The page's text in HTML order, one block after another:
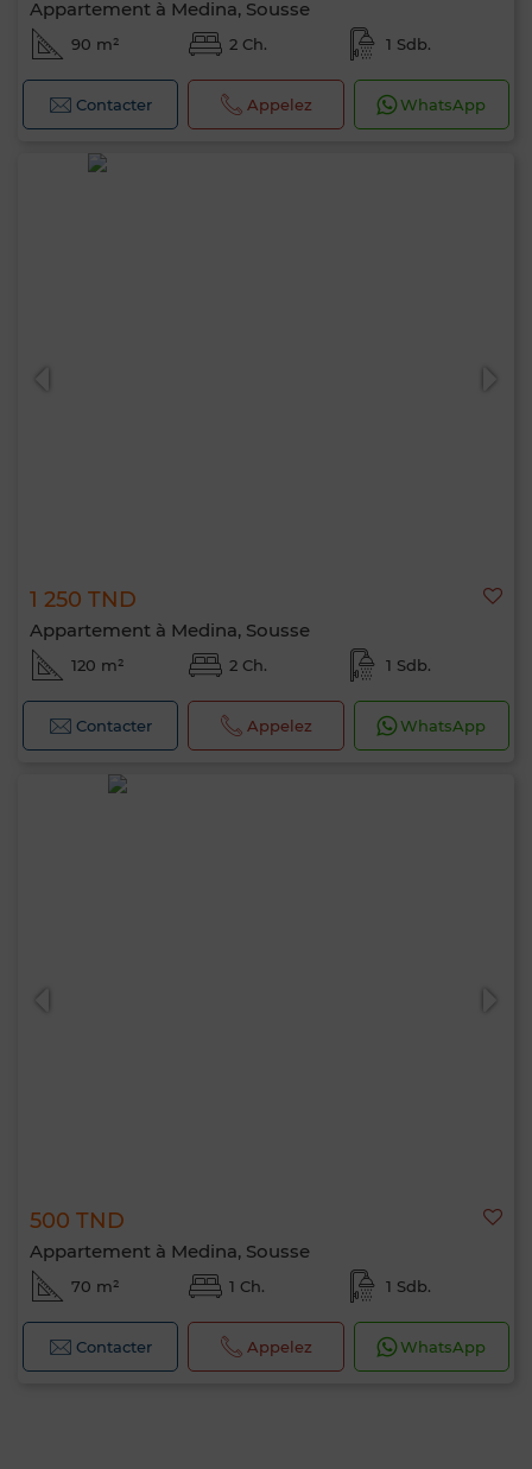
Appartement à Medina, Sousse
90 m² 2 Ch. 1 Sdb.
Contacter Appelez WhatsApp
1 250 TND
Appartement à Medina, Sousse
120 m² 2 Ch. 1 Sdb.
Contacter Appelez WhatsApp
500 TND
Appartement à Medina, Sousse
70 m² 1 Ch. 1 Sdb.
Contacter Appelez WhatsApp